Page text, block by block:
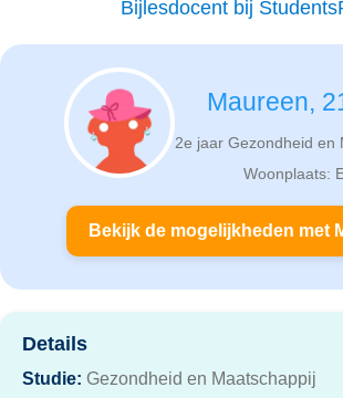
Bijlesdocent bij
Maureen,
2e jaar Gezondheid en
Woonplaats:
Bekijk de mogelijkheden met
Details
Studie: Gezondheid en Maatschappij